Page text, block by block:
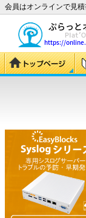
会員はオンラインで見